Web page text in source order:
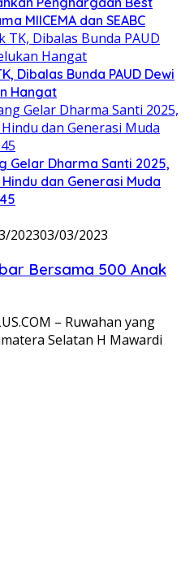
MIICEMA dan SEABC
Dibalas Bunda PAUD Dewi
Hangat
Gelar Dharma Santi 2025,
dan Generasi Muda
202303/03/2023
Bersama 500 Anak
– Ruwahan yang
Selatan H Mawardi